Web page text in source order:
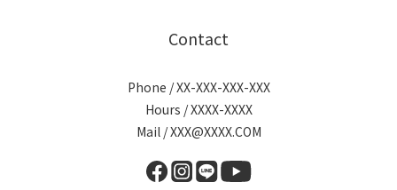
Contact
Phone / XX-XXX-XXX-XXX
Hours / XXXX-XXXX
Mail / XXX@XXXX.COM